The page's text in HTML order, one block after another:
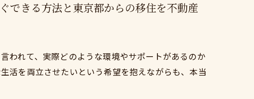
できる方法と東京都からの移住を不動産
われて、実際どのような環境やサポートがあるのか
活を両立させたいという希望を抱えながらも、本当